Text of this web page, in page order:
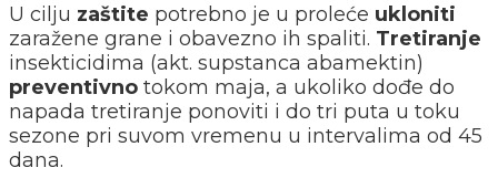
U cilju zaštite potrebno je u proleće ukloniti
zaražene grane i obavezno ih spaliti. Tretiranje
insekticidima (akt. supstanca abamektin)
preventivno tokom maja, a ukoliko dođe do
napada tretiranje ponoviti i do tri puta u toku
sezone pri suvom vremenu u intervalima od 45
dana.